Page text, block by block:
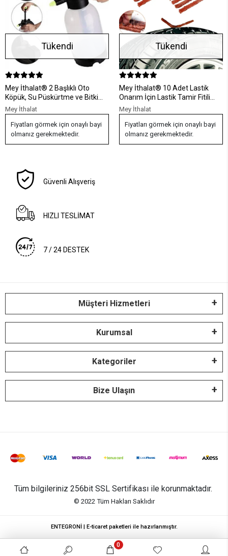
Tükendi
Mey İthalat® 2 Başlıklı Oto
Köpük, Su Püskürtme ve Bitki
Bakım Sulama Aleti Oto Yıkama
Spreyi 2 Litre
Mey İthalat
Fiyatları görmek için onaylı bayi
olmanız gerekmektedir.
Tükendi
Mey İthalat® 10 Adet Lastik
Onarım İçin Lastik Tamir Fitili
Yedek Lastik Fitili
Mey İthalat
Fiyatları görmek için onaylı bayi
olmanız gerekmektedir.
Güvenli Alışveriş
HIZLI TESLİMAT
7 / 24 DESTEK
Müşteri Hizmetleri
Kurumsal
Kategoriler
Bize Ulaşın
Tüm bilgileriniz 256bit SSL Sertifikası ile korunmaktadır.
© 2022 Tüm Hakları Saklıdır
0
ENTEGRONİ | E-ticaret paketleri ile hazırlanmıştır.